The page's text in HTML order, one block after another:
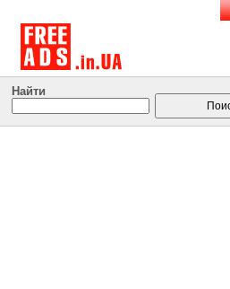
Найти